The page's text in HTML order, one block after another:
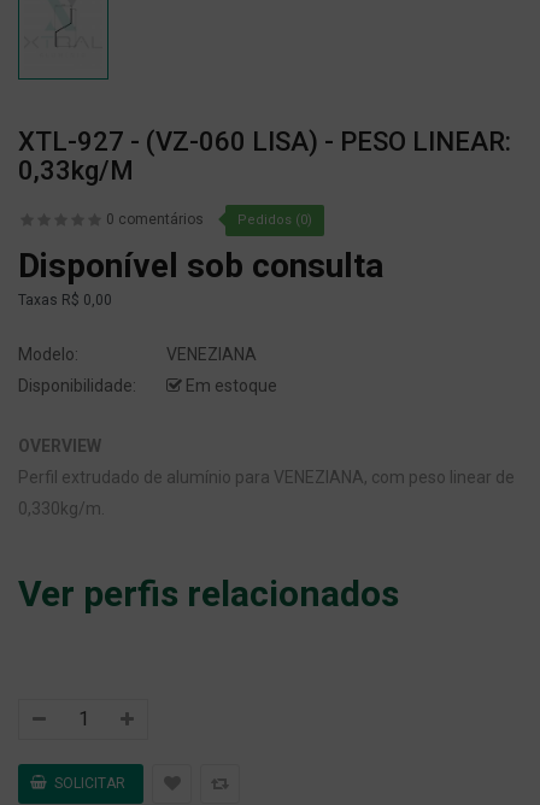
XTL-927 - (VZ-060 LISA) - PESO LINEAR:
0,33kg/m
0 comentários Pedidos (0)
Disponível sob consulta
Taxas R$ 0,00
Modelo:
VENEZIANA
Disponibilidade:
Em estoque
OVERVIEW
Perfil extrudado de alumínio para VENEZIANA, com peso linear de
0,330kg/m.
Ver perfis relacionados